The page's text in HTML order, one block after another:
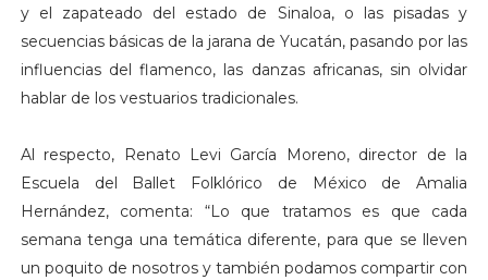
y el zapateado del estado de Sinaloa, o las pisadas y
secuencias básicas de la jarana de Yucatán, pasando por las
influencias del flamenco, las danzas africanas, sin olvidar
hablar de los vestuarios tradicionales.
Al respecto, Renato Levi García Moreno, director de la
Escuela del Ballet Folklórico de México de Amalia
Hernández, comenta: “Lo que tratamos es que cada
semana tenga una temática diferente, para que se lleven
un poquito de nosotros y también podamos compartir con